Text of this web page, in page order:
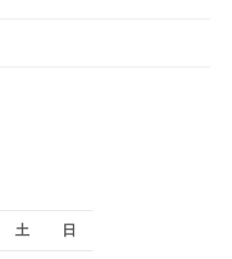
土 日